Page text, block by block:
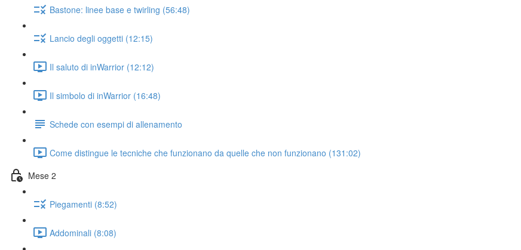
Bastone: linee base e twirling (56:48)
Lancio degli oggetti (12:15)
Il saluto di inWarrior (12:12)
Il simbolo di inWarrior (16:48)
Schede con esempi di allenamento
Come distingue le tecniche che funzionano da quelle che non funzionano (131:02)
Mese 2
Piegamenti (8:52)
Addominali (8:08)